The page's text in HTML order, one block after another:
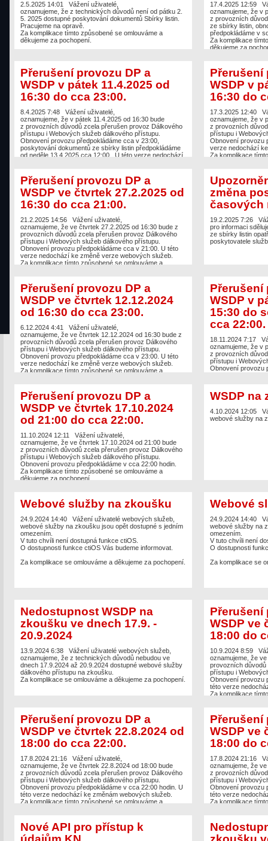
2.5.2025 14:01 Vážení uživatelé,
oznamujeme, že z technických důvodů není od pátku 2.
5. 2025 dostupné poskytování dokumentů Sbírky listin.
Pracujeme na opravě.
Za komplikace tímto způsobené se omlouváme a
děkujeme za pochopení.
17.4.2025 12:59
oznamujeme, že v
z provozních
ze sbírky listin,
předpokládáme v
Za komplikace
děkujeme za
Přerušení provozu DP a
WSDP v pátek 11.4.2025 od
16:30 do cca 23:00.
8.4.2025 7:48 Vážení uživatelé,
oznamujeme, že v pátek 11.4.2025 od 16:30 bude
z provozních důvodů zcela přerušen provoz Dálkového
přístupu i Webových služeb dálkového přístupu.
Obnovení provozu předpokládáme cca v 23:00,
poskytování dokumentů ze sbírky listin předpokládáme
od neděle 13.4.2025 cca 12:00. U této verze nedochází
děkujeme za pochopení.
Přerušení
WSDP v
16:30 do
17.3.2025 12:40
oznamujeme, že v
z provozních
přístupu i
Obnovení provozu
verze nedochází
Za komplikace
Přerušení provozu DP a
WSDP ve čtvrtek 27.2.2025 od
16:30 do cca 21:00.
21.2.2025 14:56 Vážení uživatelé,
oznamujeme, že ve čtvrtek 27.2.2025 od 16:30 bude z
provozních důvodů zcela přerušen provoz Dálkového
přístupu i Webových služeb dálkového přístupu.
Obnovení provozu předpokládáme cca v 21:00. U této
verze nedochází ke změně verze webových služeb.
Za komplikace tímto způsobené se omlouváme a
změna
časových
19.2.2025 7:26
pro informaci
ze sbírky listin
poskytovatele
Přerušení provozu DP a
WSDP ve čtvrtek 12.12.2024
od 16:30 do cca 23:00.
6.12.2024 4:41 Vážení uživatelé,
oznamujeme, že ve čtvrtek 12.12.2024 od 16:30 bude z
provozních důvodů zcela přerušen provoz Dálkového
přístupu i Webových služeb dálkového přístupu.
Obnovení provozu předpokládáme cca v 23:00. U této
verze nedochází ke změně verze webových služeb.
Za komplikace tímto způsobené se omlouváme a
Přerušení
WSDP v
15:30 do
cca 22:00.
18.11.2024 7:17
oznamujeme, že v
z provozních
přístupu i
Obnovení provozu
zhttps://
prosíme o úpravu
budou funkční obě
Přerušení provozu DP a
WSDP ve čtvrtek 17.10.2024
od 21:00 do cca 22:00.
11.10.2024 12:11 Vážení uživatelé,
oznamujeme, že ve čtvrtek 17.10.2024 od 21:00 bude
z provozních důvodů zcela přerušen provoz Dálkového
přístupu i Webových služeb dálkového přístupu.
Obnovení provozu předpokládáme v cca 22:00 hodin.
Za komplikace tímto způsobené se omlouváme a
děkujeme za pochopení.
WSDP na
4.10.2024 12:05
webové služby na
Webové služby na zkoušku
24.9.2024 14:40 Vážení uživatelé webových služeb,
webové služby na zkoušku jsou opět dostupné s jedním
omezením.
V tuto chvíli není dostupná funkce ctiOS.
O dostupnosti funkce ctiOS Vás budeme informovat.
Za komplikace se omlouváme a děkujeme za pochopení.
Webové
24.9.2024 14:40
webové služby na
omezením.
V tuto chvíli není
O dostupnosti
Za komplikace se
Nedostupnost WSDP na
zkoušku ve dnech 17.9. -
20.9.2024
13.9.2024 6:38 Vážení uživatelé webových služeb,
oznamujeme, že z technických důvodů nebudou ve
dnech 17.9.2024 až 20.9.2024 dostupné webové služby
dálkového přístupu na zkoušku.
Za komplikace se omlouváme a děkujeme za pochopení.
Přerušení
WSDP ve
18:00 do
10.9.2024 8:59
oznamujeme, že
provozních
přístupu i
Obnovení provozu
této verze
Za komplikace
Přerušení provozu DP a
WSDP ve čtvrtek 22.8.2024 od
18:00 do cca 22:00.
17.8.2024 21:16 Vážení uživatelé,
oznamujeme, že ve čtvrtek 22.8.2024 od 18:00 bude
z provozních důvodů zcela přerušen provoz Dálkového
přístupu i Webových služeb dálkového přístupu.
Obnovení provozu předpokládáme v cca 22:00 hodin. U
této verze nedochází ke změnám webových služeb.
Za komplikace tímto způsobené se omlouváme a
Přerušení
WSDP ve
18:00 do
17.8.2024 21:16
oznamujeme, že
z provozních
přístupu i
Obnovení provozu
této verze
Za komplikace
Nové API pro přístup k